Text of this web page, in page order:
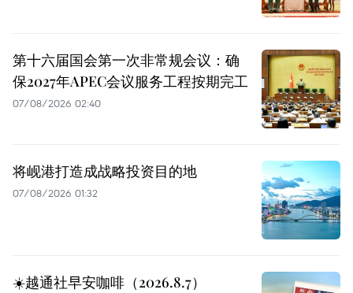
第十六届国会第一次非常规会议：确
保2027年APEC会议服务工程按期完工
07/08/2026 02:40
将岘港打造成战略投资目的地
07/08/2026 01:32
☀️越通社早安咖啡（2026.8.7）